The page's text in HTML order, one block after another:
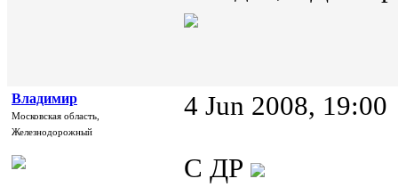
Владимир
Московская область,
Железнодорожный
4 Jun 2008, 19:00
С ДР